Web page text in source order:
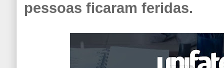
pessoas ficaram feridas.